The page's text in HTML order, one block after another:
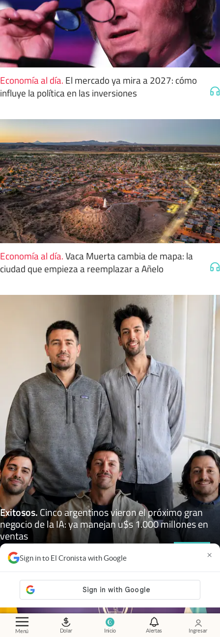
Menú Dolar Inicio Alertas Ingresar
Sign in to El Cronista with Google ×
Economía al día. El mercado ya mira a 2027: cómo
influye la política en las inversiones
Economía al día.Vaca Muerta cambia de mapa: la
ciudad que empieza a reemplazar a Añelo
Exitosos.Cinco argentinos vieron el próximo gran
negocio de la IA: ya manejan u$s 1.000 millones en
ventas
Adrián Mansilla